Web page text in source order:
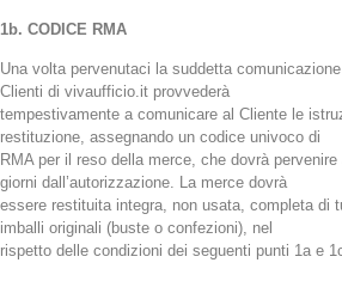
1b. CODICE RMA
Una volta pervenutaci la suddetta
Clienti di vivaufficio.it provvederà
tempestivamente a comunicare al Cliente le
restituzione, assegnando un codice univoco di
RMA per il reso della merce, che dovrà
giorni dall’autorizzazione. La merce dovrà
essere restituita integra, non usata, completa di
imballi originali (buste o confezioni), nel
rispetto delle condizioni dei seguenti punti 1a e